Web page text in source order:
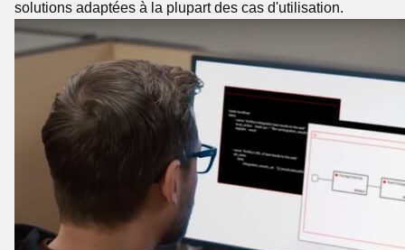
solutions adaptées à la plupart des cas d'utilisation.